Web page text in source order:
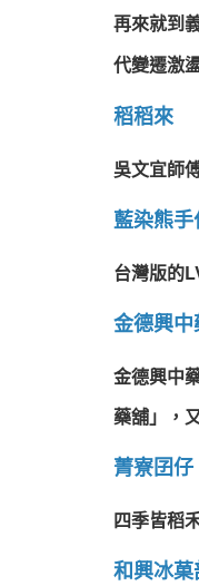
再來就到
代變遷激
稻稻來
吳文宜師
藍染熊
台灣版的
金德興
金德興中
藥舖」，
菁寮囝仔
四季皆稻
和興冰菓